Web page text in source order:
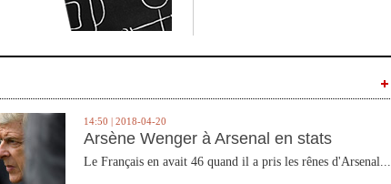
14:50 | 2018-04-20
Arsène Wenger à Arsenal en stats
Le Français en avait 46 quand il a pris les rênes d'Arsenal...